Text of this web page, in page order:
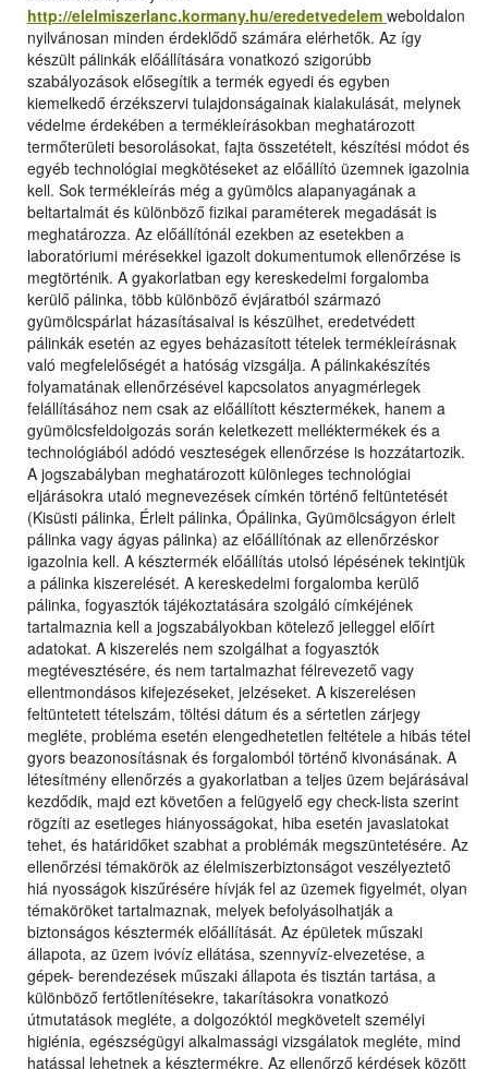
http://elelmiszerlanc.kormany.hu/eredetvedelem weboldalon
nyilvánosan minden érdeklődő számára elérhetők. Az így
készült pálinkák előállítására vonatkozó szigorúbb
szabályozások elősegítik a termék egyedi és egyben
kiemelkedő érzékszervi tulajdonságainak kialakulását, melynek
védelme érdekében a termékleírásokban meghatározott
termőterületi besorolásokat, fajta összetételt, készítési módot és
egyéb technológiai megkötéseket az előállító üzemnek igazolnia
kell. Sok termékleírás még a gyümölcs alapanyagának a
beltartalmát és különböző fizikai paraméterek megadását is
meghatározza. Az előállítónál ezekben az esetekben a
laboratóriumi mérésekkel igazolt dokumentumok ellenőrzése is
megtörténik. A gyakorlatban egy kereskedelmi forgalomba
kerülő pálinka, több különböző évjáratból származó
gyümölcspárlat házasításaival is készülhet, eredetvédett
pálinkák esetén az egyes beházasított tételek termékleírásnak
való megfelelőségét a hatóság vizsgálja. A pálinkakészítés
folyamatának ellenőrzésével kapcsolatos anyagmérlegek
felállításához nem csak az előállított késztermékek, hanem a
gyümölcsfeldolgozás során keletkezett melléktermékek és a
technológiából adódó veszteségek ellenőrzése is hozzátartozik.
A jogszabályban meghatározott különleges technológiai
eljárásokra utaló megnevezések címkén történő feltüntetését
(Kisüsti pálinka, Érlelt pálinka, Ópálinka, Gyümölcságyon érlelt
pálinka vagy ágyas pálinka) az előállítónak az ellenőrzéskor
igazolnia kell. A késztermék előállítás utolsó lépésének tekintjük
a pálinka kiszerelését. A kereskedelmi forgalomba kerülő
pálinka, fogyasztók tájékoztatására szolgáló címkéjének
tartalmaznia kell a jogszabályokban kötelező jelleggel előírt
adatokat. A kiszerelés nem szolgálhat a fogyasztók
megtévesztésére, és nem tartalmazhat félrevezető vagy
ellentmondásos kifejezéseket, jelzéseket. A kiszerelésen
feltüntetett tételszám, töltési dátum és a sértetlen zárjegy
megléte, probléma esetén elengedhetetlen feltétele a hibás tétel
gyors beazonosításnak és forgalomból történő kivonásának. A
létesítmény ellenőrzés a gyakorlatban a teljes üzem bejárásával
kezdődik, majd ezt követően a felügyelő egy check-lista szerint
rögzíti az esetleges hiányosságokat, hiba esetén javaslatokat
tehet, és határidőket szabhat a problémák megszüntetésére. Az
ellenőrzési témakörök az élelmiszerbiztonságot veszélyeztető
hiá nyosságok kiszűrésére hívják fel az üzemek figyelmét, olyan
témaköröket tartalmaznak, melyek befolyásolhatják a
biztonságos késztermék előállítását. Az épületek műszaki
állapota, az üzem ivóvíz ellátása, szennyvíz-elvezetése, a
gépek- berendezések műszaki állapota és tisztán tartása, a
különböző fertőtlenítésekre, takarításokra vonatkozó
útmutatások megléte, a dolgozóktól megkövetelt személyi
higiénia, egészségügyi alkalmassági vizsgálatok megléte, mind
hatással lehetnek a késztermékre. Az ellenőrző kérdések között